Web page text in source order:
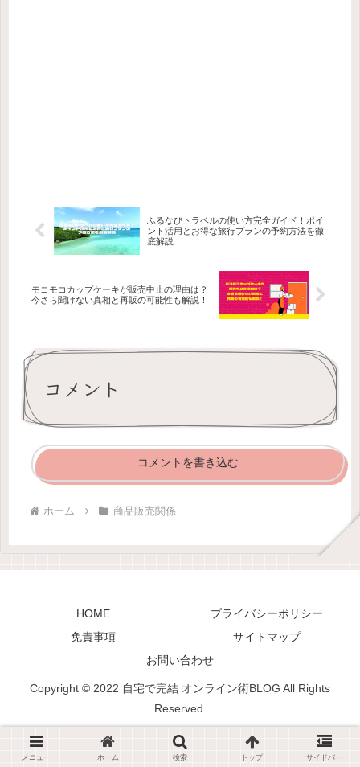
ふるなびトラベルの使い方完全ガイド！ポイ
ント活用とお得な旅行プランの予約方法を徹
底解説
モコモコカップケーキが販売中止の理由は？
今さら聞けない真相と再販の可能性も解説！
コメント
コメントを書き込む
ホーム 商品販売関係
HOME
プライバシーポリシー
免責事項
サイトマップ
お問い合わせ
Copyright © 2022 自宅で完結 オンライン術BLOG All Rights
Reserved.
メニュー ホーム 検索 トップ サイドバー